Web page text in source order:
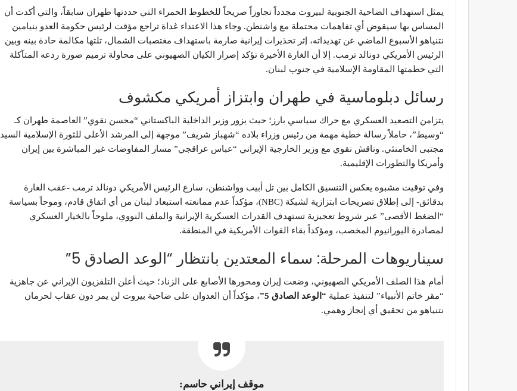
​يمثل استهداف الضاحية الجنوبية لبيروت مجدداً تجاوزاً صريحاً للخطوط الحمراء التي حددتها طهران سابقاً، والتي أكدت أن
المساس بها سيقوض أي تفاهمات محتملة مع واشنطن. وجاء هذا الاعتداء غداة تراجع مؤقت لرئيس حكومة العدو بنيامين
نتنياهو الأسبوع الماضي عن تهديداته، إثر تحذيرات إيرانية صارمة باستهداف مغتصبات الشمال، تلتها مكالمة حادة بينه وبين
الرئيس الأمريكي دونالد ترمب. إلا أن الغارة الأخيرة تؤكد إصرار الكيان الصهيوني على محاولة ترميم صورة ردعه المتآكلة
التي حطمتها المقاومة الإسلامية في جنوب لبنان.
​رسائل دبلوماسية في طهران وابتزاز أمريكي مكشوف
​يتزامن التصعيد العسكري مع حراك سياسي بارز؛ حيث يزور وزير الداخلية الباكستاني “محسن نقوي” العاصمة طهران كـ
“وسيط”، حاملاً رسالة خطية مهمة من رئيس وزراء بلاده “شهباز شريف” موجهة إلى المرشد الأعلى للثورة الإسلامية السيد
مجتبى الخامنئي. وناقش نقوي مع وزير الخارجية الإيراني “عباس عراقجي” مسار المفاوضات غير المباشرة بين إيران
وأمريكا والتطورات الإقليمية.
​وفي توقيت مشبوه يعكس التنسيق الكامل بين تل أبيب وواشنطن، سارع الرئيس الأمريكي دونالد ترمب -عقب الغارة
بدقائق- إلى إطلاق تصريحات ابتزازية لشبكة (NBC)، مؤكداً عدم ممانعته استبعاد لبنان من أي اتفاق قادم، وموحاً بسياسة
“الضغط الأقصى” عبر شروط تعجيزية تستهدف القدرات العسكرية الإيرانية والملف النووي، ملوحاً بالخيار العسكري
لمصادرة اليورانيوم المخصب، ومؤكداً بقاء القوات الأمريكية في المنطقة.
​سيناريوهات المرحلة: سماء المعتدين بانتظار “الوعد الصادق 5”
​أمام هذا الصلف الأمريكي الصهيوني، وضعت إيران ومحورها الأصابع على الزناد؛ حيث أعلن التلفزيون الإيراني عن جاهزية
“مقر خاتم الأنبياء” لتنفيذ عملية “الوعد الصادق 5”
، مؤكداً أن العدوان على ضاحية بيروت لن يمر دون عقاب لحرمان
نتنياهو من تحقيق أي إنجاز وهمي.
موقف إيراني حاسم: